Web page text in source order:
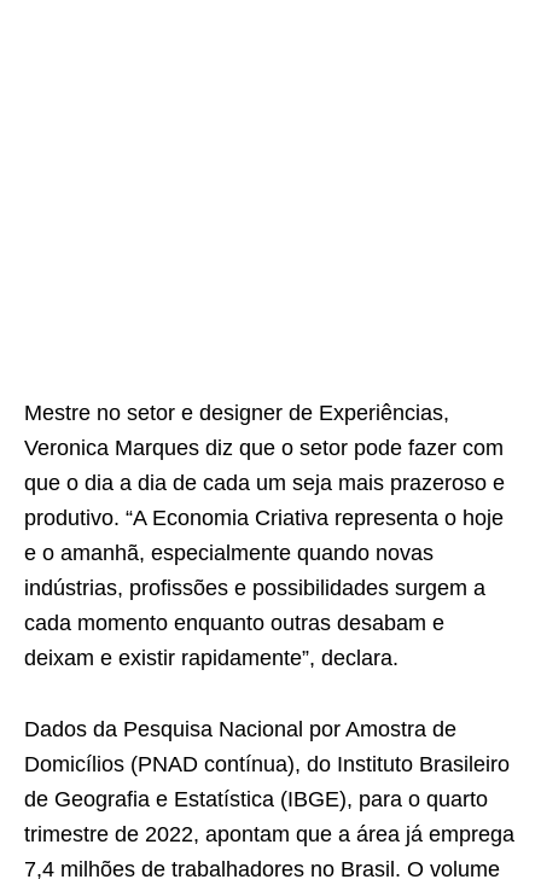
Mestre no setor e designer de Experiências,
Veronica Marques diz que o setor pode fazer com
que o dia a dia de cada um seja mais prazeroso e
produtivo. “A Economia Criativa representa o hoje
e o amanhã, especialmente quando novas
indústrias, profissões e possibilidades surgem a
cada momento enquanto outras desabam e
deixam e existir rapidamente”, declara.
Dados da Pesquisa Nacional por Amostra de
Domicílios (PNAD contínua), do Instituto Brasileiro
de Geografia e Estatística (IBGE), para o quarto
trimestre de 2022, apontam que a área já emprega
7,4 milhões de trabalhadores no Brasil. O volume